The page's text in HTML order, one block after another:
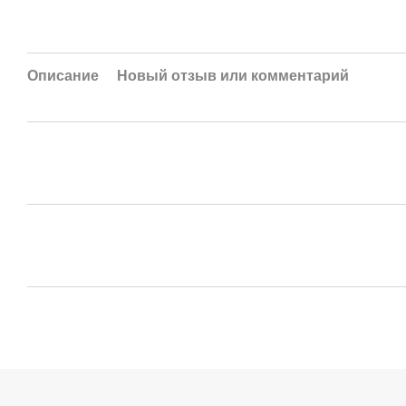
Описание Новый отзыв или комментарий